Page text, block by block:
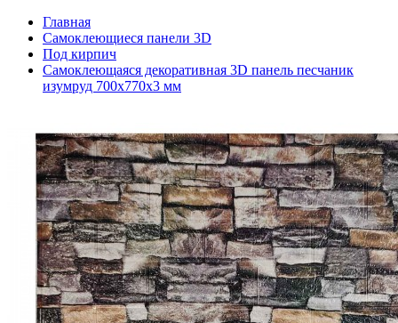
Главная
Самоклеющиеся панели 3D
Под кирпич
Самоклеющаяся декоративная 3D панель песчаник
изумруд 700x770x3 мм